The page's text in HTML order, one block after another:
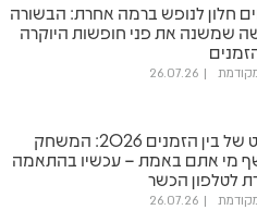
חלון לנופש ברמה אחרת: הבשורה
שמשנה את פני חופשות היוקרה
26.07.26
הלהיט של בין הזמנים 2026: המשחק
מי אתם באמת – עכשיו בהתאמה
לטלפון הכשר
26.07.26